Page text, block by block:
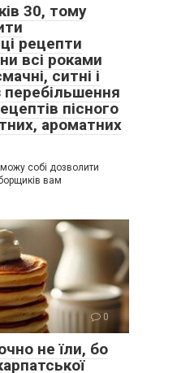
30, тому
рецепти
всі роками
ситні і
перебільшення
пісного
ароматних
собі дозволити
вам
0
не їли, бо